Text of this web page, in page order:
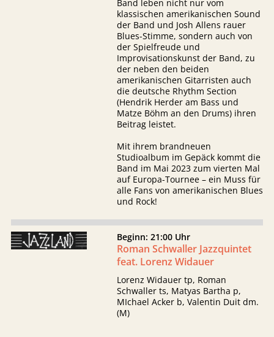
Band leben nicht nur vom
klassischen amerikanischen Sound
der Band und Josh Allens rauer
Blues-Stimme, sondern auch von
der Spielfreude und
Improvisationskunst der Band, zu
der neben den beiden
amerikanischen Gitarristen auch
die deutsche Rhythm Section
(Hendrik Herder am Bass und
Matze Böhm an den Drums) ihren
Beitrag leistet.
Mit ihrem brandneuen
Studioalbum im Gepäck kommt die
Band im Mai 2023 zum vierten Mal
auf Europa-Tournee – ein Muss für
alle Fans von amerikanischen Blues
und Rock!
Beginn: 21:00 Uhr
Roman Schwaller Jazzquintet
feat. Lorenz Widauer
Lorenz Widauer tp, Roman
Schwaller ts, Matyas Bartha p,
MIchael Acker b, Valentin Duit dm.
(M)